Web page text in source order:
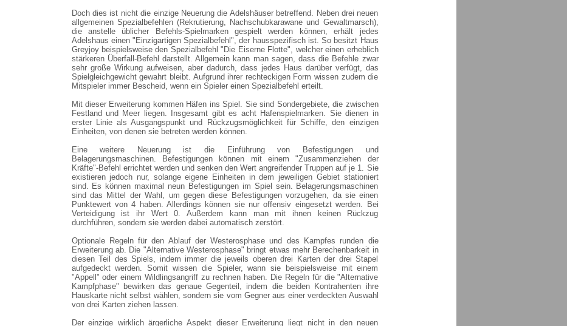
Doch dies ist nicht die einzige Neuerung die Adelshäuser betreffend. Neben drei neuen
allgemeinen Spezialbefehlen (Rekrutierung, Nachschubkarawane und Gewaltmarsch),
die anstelle üblicher Befehls-Spielmarken gespielt werden können, erhält jedes
Adelshaus einen "Einzigartigen Spezialbefehl", der hausspezifisch ist. So besitzt Haus
Greyjoy beispielsweise den Spezialbefehl "Die Eiserne Flotte", welcher einen erheblich
stärkeren Überfall-Befehl darstellt. Allgemein kann man sagen, dass die Befehle zwar
sehr große Wirkung aufweisen, aber dadurch, dass jedes Haus darüber verfügt, das
Spielgleichgewicht gewahrt bleibt. Aufgrund ihrer rechteckigen Form wissen zudem die
Mitspieler immer Bescheid, wenn ein Spieler einen Spezialbefehl erteilt.
Mit dieser Erweiterung kommen Häfen ins Spiel. Sie sind Sondergebiete, die zwischen
Festland und Meer liegen. Insgesamt gibt es acht Hafenspielmarken. Sie dienen in
erster Linie als Ausgangspunkt und Rückzugsmöglichkeit für Schiffe, den einzigen
Einheiten, von denen sie betreten werden können.
Eine weitere Neuerung ist die Einführung von Befestigungen und
Belagerungsmaschinen. Befestigungen können mit einem "Zusammenziehen der
Kräfte"-Befehl errichtet werden und senken den Wert angreifender Truppen auf je 1. Sie
existieren jedoch nur, solange eigene Einheiten in dem jeweiligen Gebiet stationiert
sind. Es können maximal neun Befestigungen im Spiel sein. Belagerungsmaschinen
sind das Mittel der Wahl, um gegen diese Befestigungen vorzugehen, da sie einen
Punktewert von 4 haben. Allerdings können sie nur offensiv eingesetzt werden. Bei
Verteidigung ist ihr Wert 0. Außerdem kann man mit ihnen keinen Rückzug
durchführen, sondern sie werden dabei automatisch zerstört.
Optionale Regeln für den Ablauf der Westerosphase und des Kampfes runden die
Erweiterung ab. Die "Alternative Westerosphase" bringt etwas mehr Berechenbarkeit in
diesen Teil des Spiels, indem immer die jeweils oberen drei Karten der drei Stapel
aufgedeckt werden. Somit wissen die Spieler, wann sie beispielsweise mit einem
"Appell" oder einem Wildlingsangriff zu rechnen haben. Die Regeln für die "Alternative
Kampfphase" bewirken das genaue Gegenteil, indem die beiden Kontrahenten ihre
Hauskarte nicht selbst wählen, sondern sie vom Gegner aus einer verdeckten Auswahl
von drei Karten ziehen lassen.
Der einzige wirklich ärgerliche Aspekt dieser Erweiterung liegt nicht in den neuen